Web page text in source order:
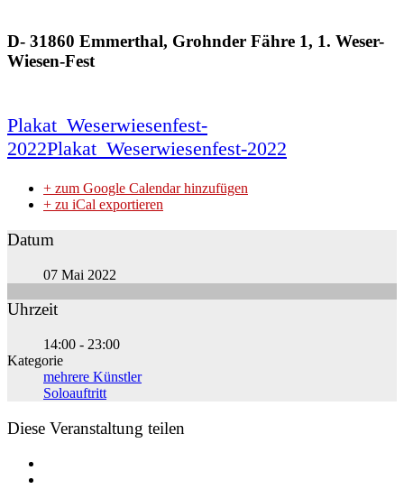
D- 31860 Emmerthal, Grohnder Fähre 1, 1. Weser-
Wiesen-Fest
Plakat_Weserwiesenfest-
2022Plakat_Weserwiesenfest-2022
+ zum Google Calendar hinzufügen
+ zu iCal exportieren
Datum
07 Mai 2022
Uhrzeit
14:00 - 23:00
Kategorie
mehrere Künstler
Soloauftritt
Diese Veranstaltung teilen